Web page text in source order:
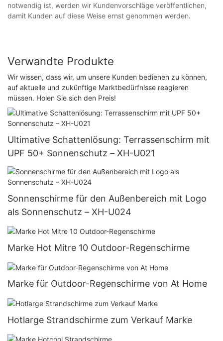
notwendig ist, werden wir Kundenvorschläge veröffentlichen,
damit Kunden auf diese Weise ernst genommen werden.
Verwandte Produkte
Wir wissen, dass wir, um unsere Kunden bedienen zu können,
auf aktuelle und zukünftige Marktbedürfnisse reagieren
müssen. Holen Sie sich den Preis!
Ultimative Schattenlösung: Terrassenschirm mit
UPF 50+ Sonnenschutz – XH-U021
Sonnenschirme für den Außenbereich mit Logo
als Sonnenschutz – XH-U024
Marke Hot Mitre 10 Outdoor-Regenschirme
Marke für Outdoor-Regenschirme von At Home
Hotlarge Strandschirme zum Verkauf Marke